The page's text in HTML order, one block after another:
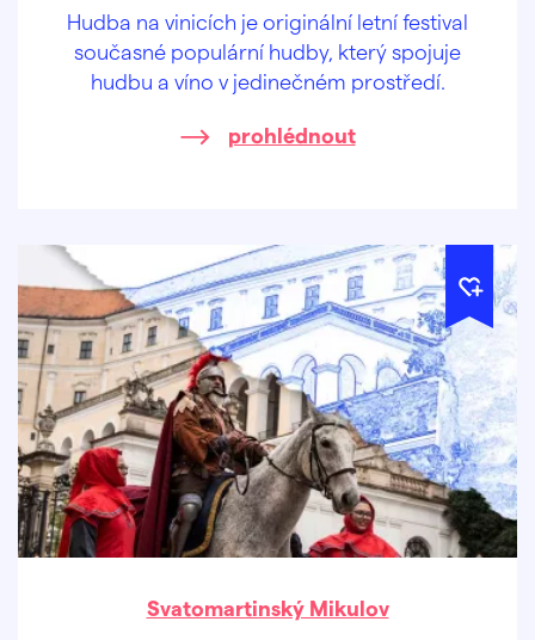
Hudba na vinicích je originální letní festival
současné populární hudby, který spojuje
hudbu a víno v jedinečném prostředí.
prohlédnout
Svatomartinský Mikulov